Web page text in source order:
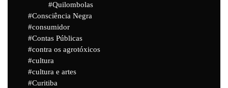
Quilombolas
Consciência Negra
consumidor
Contas Públicas
contra os agrotóxicos
cultura
cultura e artes
Curitiba